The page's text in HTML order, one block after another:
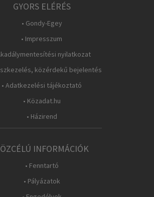
GYORS ELÉRÉS
• Gondy-Egey
• Impresszum
nyilatkozat
közérdekű bejelentés
• Adatkezelési tájékoztató
• Közadat.hu
• Házirend
INFORMÁCIÓK
• Fenntartó
• Pályázatok